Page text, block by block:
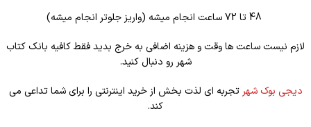
لازم نیست ساعت ها وقت و هزینه اضافی به خرج بدید فقط کافیه بانک کتاب
شهر رو دنبال کنید.
دیجی بوک شهر تجربه ای لذت بخش از خرید اینترنتی را برای شما تداعی می
کند.